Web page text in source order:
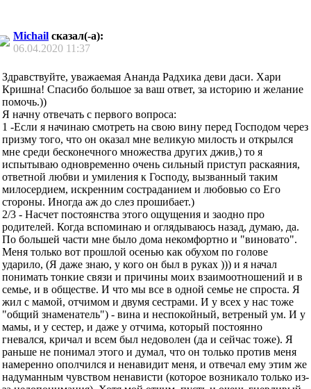
Michail сказал(-а):
06.04.2020 11:37
Здравствуйте, уважаемая Ананда Радхика деви даси. Хари
Кришна! Спасибо большое за ваш ответ, за историю и желание
помочь.))
Я начну отвечать с первого вопроса:
1 -Если я начинаю смотреть на свою вину перед Господом через
призму того, что он оказал мне великую милость и открылся
мне среди бесконечного множества других джив,) то я
испытываю одновременно очень сильный приступ раскаяния,
ответной любви и умиления к Господу, вызванный таким
милосердием, искренним состраданием и любовью со Его
стороны. Иногда аж до слез прошибает.)
2/3 - Насчет постоянства этого ощущения и заодно про
родителей. Когда вспоминаю и оглядываюсь назад, думаю, да.
По большей части мне было дома некомфортно и "виновато".
Меня только вот прошлой осенью как обухом по голове
ударило, (Я даже знаю, у кого он был в руках ))) и я начал
понимать тонкие связи и причины моих взаимоотношений и в
семье, и в обществе. И что мы все в одной семье не спроста. Я
жил с мамой, отчимом и двумя сестрами. И у всех у нас тоже
"общий знаменатель") - вина и неспокойный, ветреный ум. И у
мамы, и у сестер, и даже у отчима, который постоянно
гневался, кричал и всем был недоволен (да и сейчас тоже). Я
раньше не понимал этого и думал, что он только против меня
намеренно ополчился и ненавидит меня, и отвечал ему этим же
надуманным чувством ненависти (которое возникало только из-